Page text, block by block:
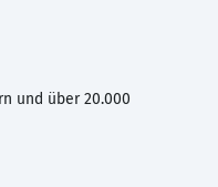
und über 20.000